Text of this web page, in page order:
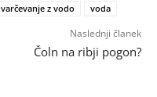
varčevanje z vodo voda
Naslednji članek
Čoln na ribji pogon?